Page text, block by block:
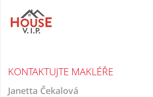
KONTAKTUJTE MAKLÉŘE
Janetta Čekalová